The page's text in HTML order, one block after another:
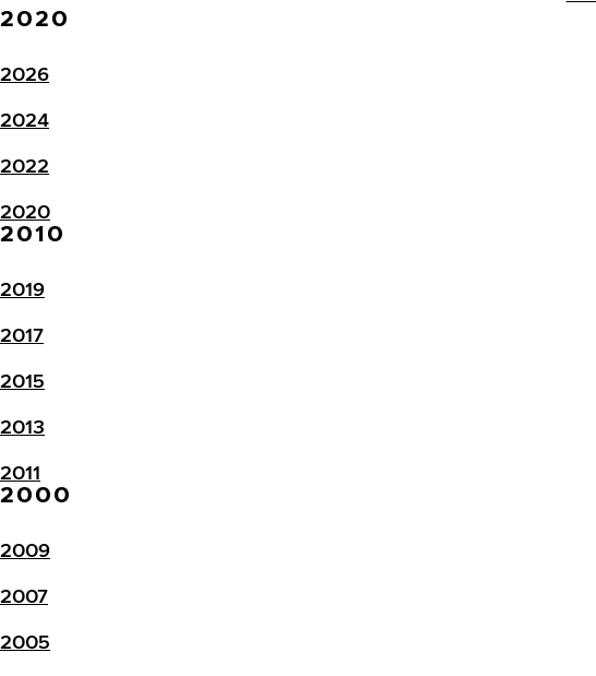
2020
2026
2024
2022
2020
2010
2019
2017
2015
2013
2011
2000
2009
2007
2005